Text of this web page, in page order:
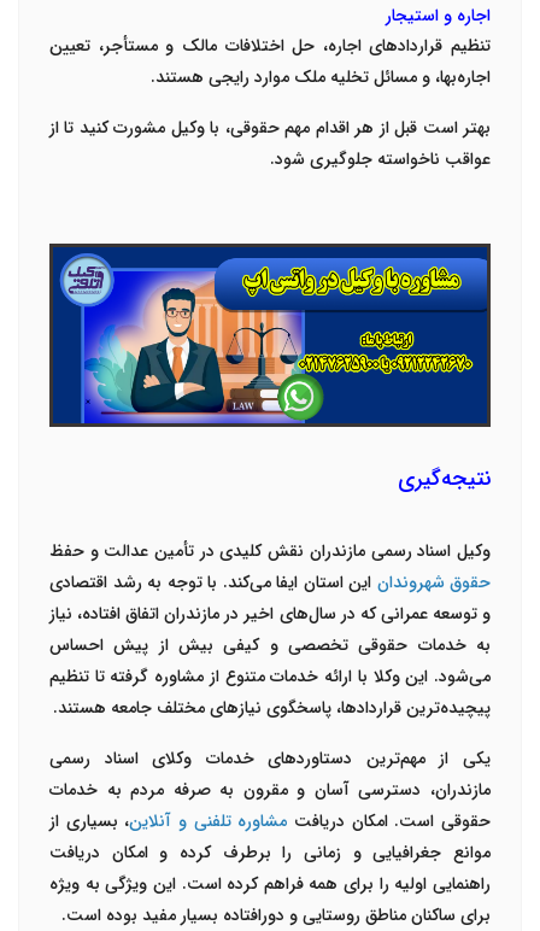
اجاره و استیجار
تنظیم قراردادهای اجاره، حل اختلافات مالک و مستأجر، تعیین
اجاره‌بها، و مسائل تخلیه ملک موارد رایجی هستند.
بهتر است قبل از هر اقدام مهم حقوقی، با وکیل مشورت کنید تا از
عواقب ناخواسته جلوگیری شود.
نتیجه‌گیری
وکیل اسناد رسمی مازندران نقش کلیدی در تأمین عدالت و حفظ
حقوق شهروندان این استان ایفا می‌کند. با توجه به رشد اقتصادی
و توسعه عمرانی که در سال‌های اخیر در مازندران اتفاق افتاده، نیاز
به خدمات حقوقی تخصصی و کیفی بیش از پیش احساس
می‌شود. این وکلا با ارائه خدمات متنوع از مشاوره گرفته تا تنظیم
پیچیده‌ترین قراردادها، پاسخگوی نیازهای مختلف جامعه هستند.
یکی از مهم‌ترین دستاوردهای خدمات وکلای اسناد رسمی
مازندران، دسترسی آسان و مقرون به صرفه مردم به خدمات
حقوقی است. امکان دریافت مشاوره تلفنی و آنلاین، بسیاری از
موانع جغرافیایی و زمانی را برطرف کرده و امکان دریافت
راهنمایی اولیه را برای همه فراهم کرده است. این ویژگی به ویژه
برای ساکنان مناطق روستایی و دورافتاده بسیار مفید بوده است.